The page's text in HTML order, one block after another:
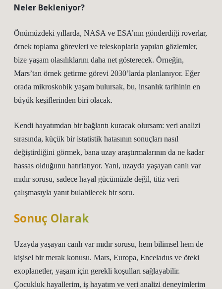
Neler Bekleniyor?
Önümüzdeki yıllarda, NASA ve ESA’nın gönderdiği roverlar,
örnek toplama görevleri ve teleskoplarla yapılan gözlemler,
bize yaşam olasılıklarını daha net gösterecek. Örneğin,
Mars’tan örnek getirme görevi 2030’larda planlanıyor. Eğer
orada mikroskobik yaşam bulursak, bu, insanlık tarihinin en
büyük keşiflerinden biri olacak.
Kendi hayatımdan bir bağlantı kuracak olursam: veri analizi
sırasında, küçük bir istatistik hatasının sonuçları nasıl
değiştirdiğini görmek, bana uzay araştırmalarının da ne kadar
hassas olduğunu hatırlatıyor. Yani, uzayda yaşayan canlı var
mıdır sorusu, sadece hayal gücümüzle değil, titiz veri
çalışmasıyla yanıt bulabilecek bir soru.
Sonuç Olarak
Uzayda yaşayan canlı var mıdır sorusu, hem bilimsel hem de
kişisel bir merak konusu. Mars, Europa, Enceladus ve öteki
exoplanetler, yaşam için gerekli koşulları sağlayabilir.
Çocukluk hayallerim, iş hayatım ve veri analizi deneyimlerim